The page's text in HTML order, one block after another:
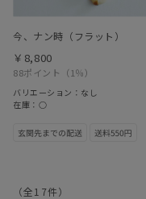
今、ナン時（フラット）
88ポイント （1％）
￥8,800
バリエーション：なし
在庫：○
（全17件）